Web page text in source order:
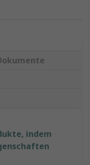
indem